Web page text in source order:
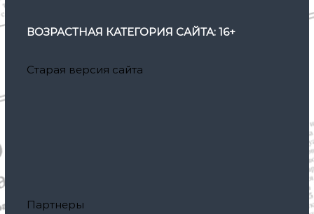
ВОЗРАСТНАЯ КАТЕГОРИЯ САЙТА: 16+
Старая версия сайта
Партнеры